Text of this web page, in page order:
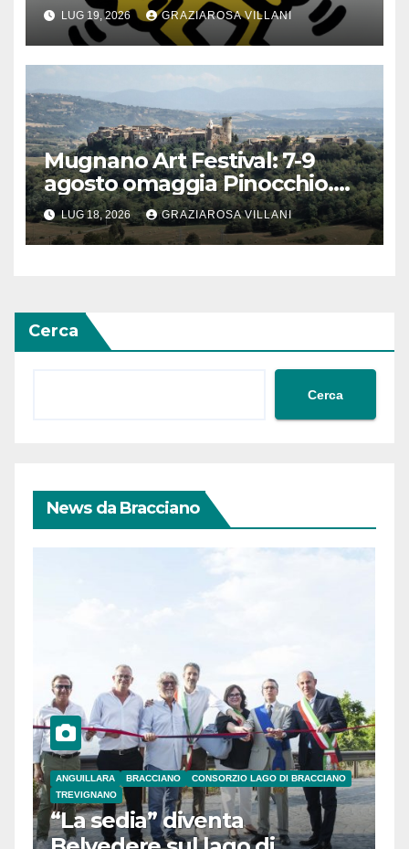
LUG 19, 2026 GRAZIAROSA VILLANI
Mugnano Art Festival: 7-9
agosto omaggia Pinocchio.
Scenografie degli studenti di
Anguillara
LUG 18, 2026 GRAZIAROSA VILLANI
Cerca
Cerca
News da Bracciano
ANGUILLARA BRACCIANO
CONSORZIO LAGO DI BRACCIANO
TREVIGNANO
“La sedia” diventa